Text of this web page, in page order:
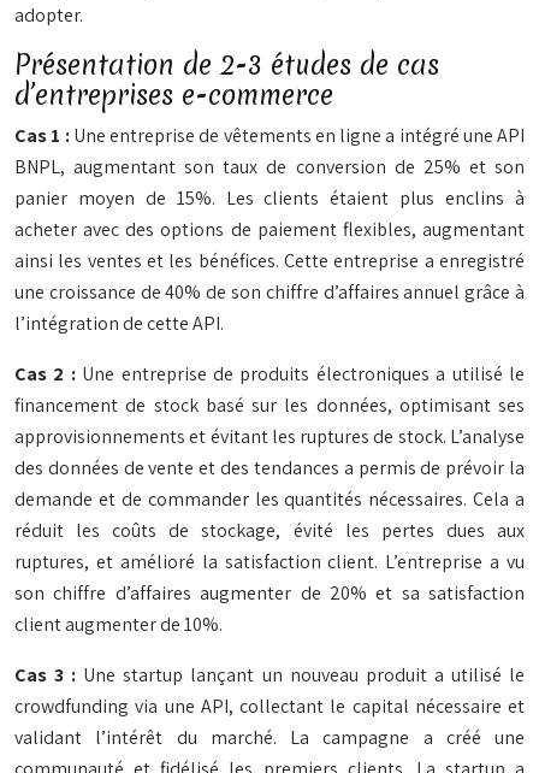
adopter.
Présentation de 2-3 études de cas
d’entreprises e-commerce
Cas 1 :Une entreprise de vêtements en ligne a intégré une API
BNPL, augmentant son taux de conversion de 25% et son
panier moyen de 15%. Les clients étaient plus enclins à
acheter avec des options de paiement flexibles, augmentant
ainsi les ventes et les bénéfices. Cette entreprise a enregistré
une croissance de 40% de son chiffre d’affaires annuel grâce à
l’intégration de cette API.
Cas 2 : Une entreprise de produits électroniques a utilisé le
financement de stock basé sur les données, optimisant ses
approvisionnements et évitant les ruptures de stock. L’analyse
des données de vente et des tendances a permis de prévoir la
demande et de commander les quantités nécessaires. Cela a
réduit les coûts de stockage, évité les pertes dues aux
ruptures, et amélioré la satisfaction client. L’entreprise a vu
son chiffre d’affaires augmenter de 20% et sa satisfaction
client augmenter de 10%.
Cas 3 : Une startup lançant un nouveau produit a utilisé le
crowdfunding via une API, collectant le capital nécessaire et
validant l’intérêt du marché. La campagne a créé une